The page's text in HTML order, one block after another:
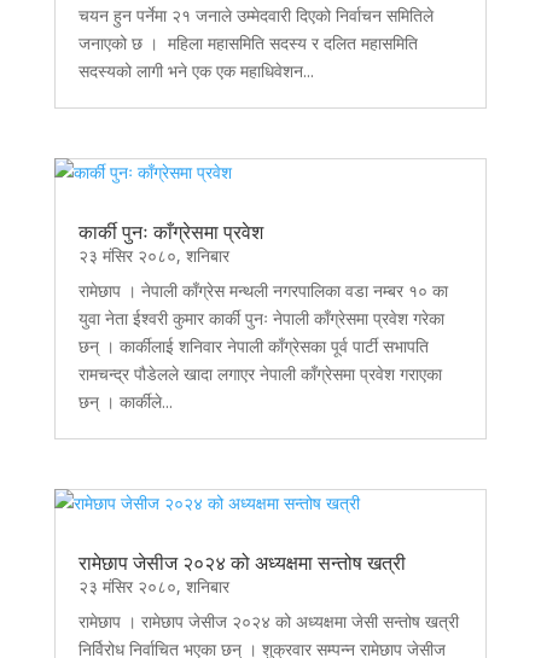
चयन हुन पर्नेमा २१ जनाले उम्मेदवारी दिएको निर्वाचन समितिले
जनाएको छ । महिला महासमिति सदस्य र दलित महासमिति
सदस्यको लागी भने एक एक महाधिवेशन...
कार्की पुनः काँग्रेसमा प्रवेश
२३ मंसिर २०८०, शनिबार
रामेछाप । नेपाली काँग्रेस मन्थली नगरपालिका वडा नम्बर १० का
युवा नेता ईश्वरी कुमार कार्की पुनः नेपाली काँग्रेसमा प्रवेश गरेका
छन् । कार्कीलाई शनिवार नेपाली काँग्रेसका पूर्व पार्टी सभापति
रामचन्द्र पौडेलले खादा लगाएर नेपाली काँग्रेसमा प्रवेश गराएका
छन् । कार्कीले...
रामेछाप जेसीज २०२४ को अध्यक्षमा सन्तोष खत्री
२३ मंसिर २०८०, शनिबार
रामेछाप । रामेछाप जेसीज २०२४ को अध्यक्षमा जेसी सन्तोष खत्री
निर्विरोध निर्वाचित भएका छन् । शुक्रवार सम्पन्न रामेछाप जेसीज